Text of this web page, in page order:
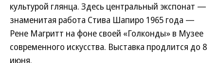
культурой глянца. Здесь центральный экспонат —
знаменитая работа Стива Шапиро 1965 года —
Рене Магритт на фоне своей «Голконды» в Музее
современного искусства. Выставка продлится до 8
июня.